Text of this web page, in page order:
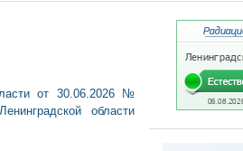
от 30.06.2026 №
области